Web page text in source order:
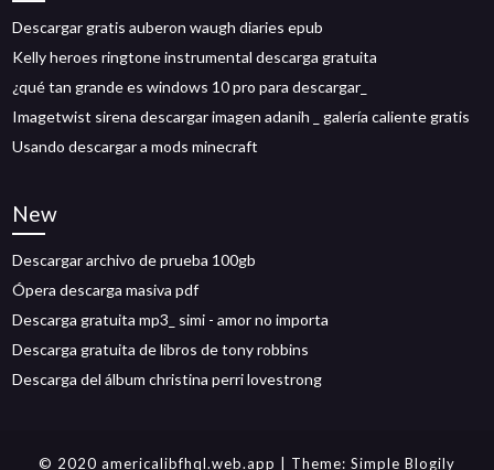
Descargar gratis auberon waugh diaries epub
Kelly heroes ringtone instrumental descarga gratuita
¿qué tan grande es windows 10 pro para descargar_
Imagetwist sirena descargar imagen adanih _ galería caliente gratis
Usando descargar a mods minecraft
New
Descargar archivo de prueba 100gb
Ópera descarga masiva pdf
Descarga gratuita mp3_ simi - amor no importa
Descarga gratuita de libros de tony robbins
Descarga del álbum christina perri lovestrong
© 2020 americalibfhql.web.app | Theme: Simple Blogily